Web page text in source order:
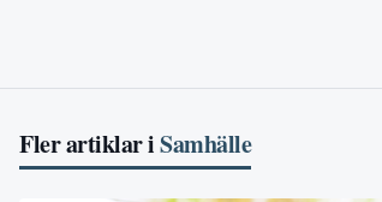
Fler artiklar iSamhälle